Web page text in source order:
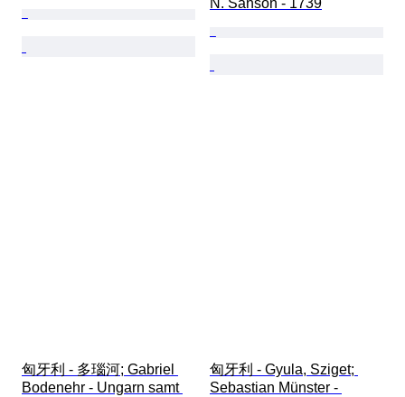
N. Sanson - 1739
匈牙利 - 多瑙河; Gabriel
Bodenehr - Ungarn samt
匈牙利 - Gyula, Sziget;
Sebastian Münster -